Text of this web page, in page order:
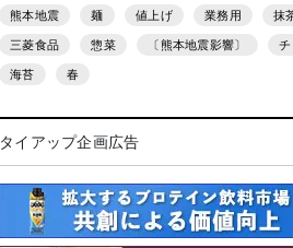
熊本地震 麺 値上げ 業務用 抹
三菱食品 惣菜 〔熊本地震影響〕 チ
海苔 春
タイアップ企画広告